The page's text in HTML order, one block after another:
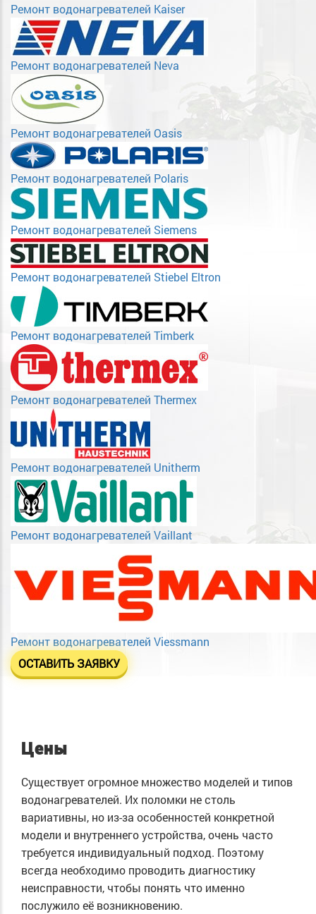
Ремонт водонагревателей Kaiser
Ремонт водонагревателей Neva
Ремонт водонагревателей Oasis
Ремонт водонагревателей Polaris
Ремонт водонагревателей Siemens
Ремонт водонагревателей Stiebel Eltron
Ремонт водонагревателей Timberk
Ремонт водонагревателей Thermex
Ремонт водонагревателей Unitherm
Ремонт водонагревателей Vaillant
Ремонт водонагревателей Viessmann
ОСТАВИТЬ ЗАЯВКУ
Цены
Существует огромное множество моделей и типов
водонагревателей. Их поломки не столь
вариативны, но из-за особенностей конкретной
модели и внутреннего устройства, очень часто
требуется индивидуальный подход. Поэтому
всегда необходимо проводить диагностику
неисправности, чтобы понять что именно
послужило её возникновению.